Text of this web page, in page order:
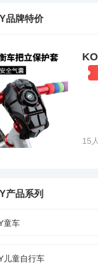
过PUKY内部实验室和第
损、损坏，PUKY将提供
更多PUKY售后及亲子骑
过更加智能便捷的产品
的资源优势和研发优势
队主体为来自中国的机
技术安全及控制领域处
更方便。突破了老款的
更快。我们的思维平衡
进一步加速；,低电量保
品牌特价
15
产品系列
童车
儿童自行车